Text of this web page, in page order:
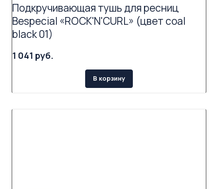
Подкручивающая тушь для ресниц
Bespecial «ROCK'N'CURL» (цвет coal
black 01)
1 041 руб.
В корзину